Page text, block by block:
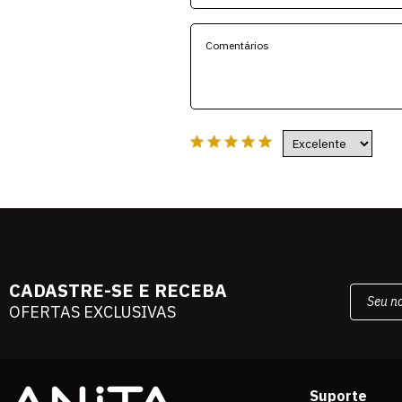
CADASTRE-SE E RECEBA
OFERTAS EXCLUSIVAS
Suporte